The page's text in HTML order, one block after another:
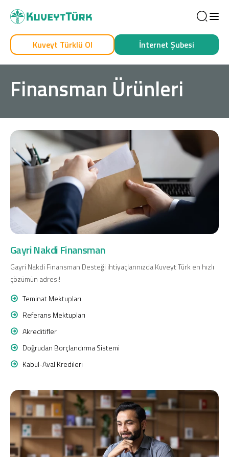
İşim İçin
Sağlam Kart
Araç Finansmanı
Konut Finansmanı
Yatırım Fonları
Ticari Kartlar
Tarım Finansmanı
Yatırım
Kuveyt Türklü Ol İnternet Şubesi
Finansman Ürünleri
Gayri Nakdi Finansman
Gayri Nakdi Finansman Desteği ihtiyaçlarınızda Kuveyt Türk en hızlı
çözümün adresi!
Teminat Mektupları
Referans Mektupları
Akreditifler
Doğrudan Borçlandırma Sistemi
Kabul-Aval Kredileri